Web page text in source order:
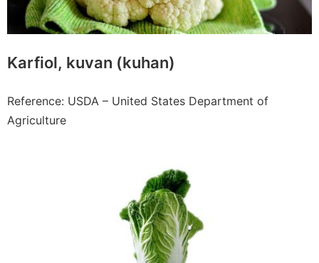
Karfiol, kuvan (kuhan)
Reference: USDA – United States Department of
Agriculture